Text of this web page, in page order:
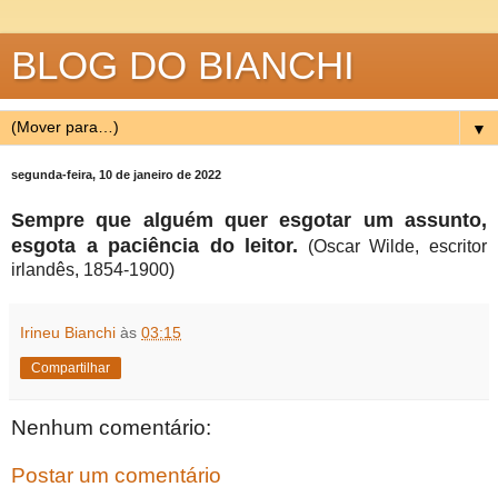
BLOG DO BIANCHI
▼
segunda-feira, 10 de janeiro de 2022
Sempre que alguém quer esgotar um assunto,
esgota a paciência do leitor. (Oscar Wilde, escritor
irlandês, 1854-1900)
Irineu Bianchi às 03:15
Compartilhar
Nenhum comentário:
Postar um comentário